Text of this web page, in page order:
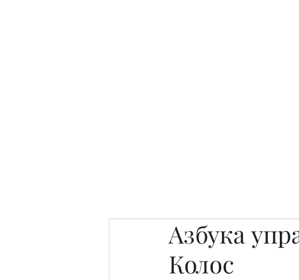
Азбука
Колос